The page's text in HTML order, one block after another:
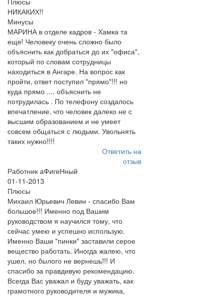
НИКАКИХ!!
Минусы
МАРИНА в отделе кадров - Хамка та
еще! Человеку очень сложно было
объяснить как добраться до их "офиса",
который по словам сотрудницы
находиться в Ангаре. На вопрос как
пройти, ответ поступил "прямо"!!! но
куда прямо .... объяснить не
потрудилась . По телефону создалось
впечатление, что человек далеко не с
высшим образованием и не умеет
совсем общаться с людьми. Увольнять
таких нужно!!!!
Ответить на
отзыв
Работник аФигеНный
01-11-2013
Плюсы
Михаил Юрьевич Левин - спасибо Вам
большое!!! Именно под Вашим
руководством я научился тому, что
сейчас умею и успешно использую.
Именно Ваши "пинки" заставили серое
вещество работать. Иногда жалею, что
ушел, но былого не вернешь!!! И
спасибо за правдивую рекомендацию.
Всегда Вас уважал и буду уважать, как
грамотного руководителя и мужика,